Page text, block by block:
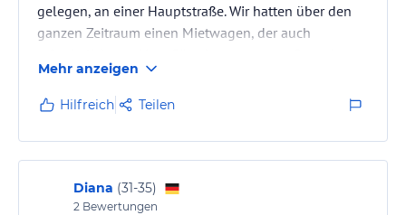
gelegen, an einer Hauptstraße. Wir hatten über den
ganzen Zeitraum einen Mietwagen, der auch
Einkaufen oder am Abend zum Essen gehen sind die
Entfernungen doch zu weit und die Straßen nicht
beleuchtet (Taschenlampe sinnvoll). Parkplätze sind
vorm Haus vorhanden. Tamarin ist ein guter
Ausgangspunkt um die Insel zu erkunden, Wandern
oder Baden zu gehen. Auch gibt es 5 schöne…
Mehr anzeigen
Hilfreich Teilen
Diana (31-35)
2 Bewertungen